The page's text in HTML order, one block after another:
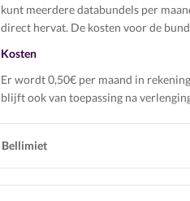
kunt meerdere databundels per
direct hervat. De kosten voor de
Kosten
Er wordt 0,50€ per maand in
blijft ook van toepassing na
Bellimiet